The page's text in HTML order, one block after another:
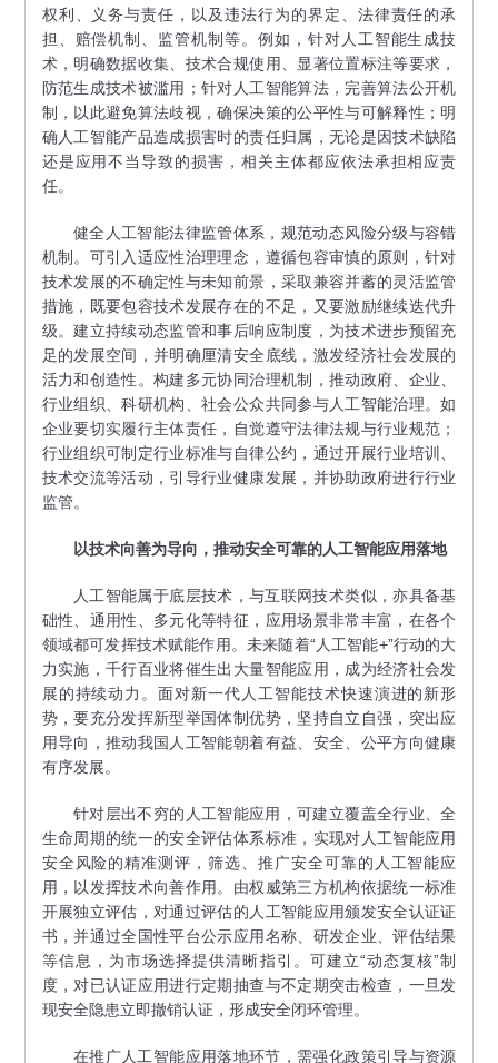
权利、义务与责任，以及违法行为的界定、法律责任的承
担、赔偿机制、监管机制等。例如，针对人工智能生成技
术，明确数据收集、技术合规使用、显著位置标注等要求，
防范生成技术被滥用；针对人工智能算法，完善算法公开机
制，以此避免算法歧视，确保决策的公平性与可解释性；明
确人工智能产品造成损害时的责任归属，无论是因技术缺陷
还是应用不当导致的损害，相关主体都应依法承担相应责
任。
健全人工智能法律监管体系，规范动态风险分级与容错
机制。可引入适应性治理理念，遵循包容审慎的原则，针对
技术发展的不确定性与未知前景，采取兼容并蓄的灵活监管
措施，既要包容技术发展存在的不足，又要激励继续迭代升
级。建立持续动态监管和事后响应制度，为技术进步预留充
足的发展空间，并明确厘清安全底线，激发经济社会发展的
活力和创造性。构建多元协同治理机制，推动政府、企业、
行业组织、科研机构、社会公众共同参与人工智能治理。如
企业要切实履行主体责任，自觉遵守法律法规与行业规范；
行业组织可制定行业标准与自律公约，通过开展行业培训、
技术交流等活动，引导行业健康发展，并协助政府进行行业
监管。
以技术向善为导向，推动安全可靠的人工智能应用落地
人工智能属于底层技术，与互联网技术类似，亦具备基
础性、通用性、多元化等特征，应用场景非常丰富，在各个
领域都可发挥技术赋能作用。未来随着“人工智能+”行动的大
力实施，千行百业将催生出大量智能应用，成为经济社会发
展的持续动力。面对新一代人工智能技术快速演进的新形
势，要充分发挥新型举国体制优势，坚持自立自强，突出应
用导向，推动我国人工智能朝着有益、安全、公平方向健康
有序发展。
针对层出不穷的人工智能应用，可建立覆盖全行业、全
生命周期的统一的安全评估体系标准，实现对人工智能应用
安全风险的精准测评，筛选、推广安全可靠的人工智能应
用，以发挥技术向善作用。由权威第三方机构依据统一标准
开展独立评估，对通过评估的人工智能应用颁发安全认证证
书，并通过全国性平台公示应用名称、研发企业、评估结果
等信息，为市场选择提供清晰指引。可建立“动态复核”制
度，对已认证应用进行定期抽查与不定期突击检查，一旦发
现安全隐患立即撤销认证，形成安全闭环管理。
在推广人工智能应用落地环节，需强化政策引导与资源